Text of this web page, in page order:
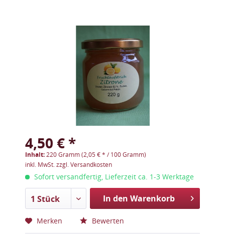
4,50 € *
Inhalt:220 Gramm (2,05 € * / 100 Gramm)
inkl. MwSt.zzgl. Versandkosten
Sofort versandfertig, Lieferzeit ca. 1-3 Werktage
1 Stück In den Warenkorb
Merken Bewerten